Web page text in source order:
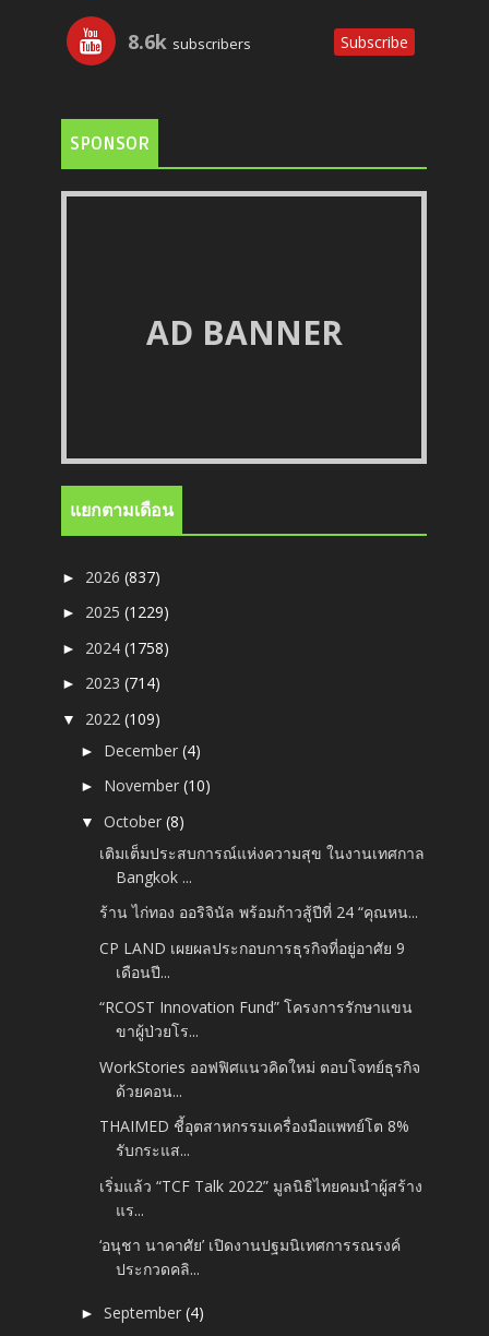
8.6k subscribers Subscribe
SPONSOR
AD BANNER
แยกตามเดือน
► 2026(837)
► 2025(1229)
► 2024(1758)
► 2023(714)
▼ 2022(109)
► December(4)
► November(10)
▼October(8)
เติมเต็มประสบการณ์แห่งความสุข ในงานเทศกาล
Bangkok ...
ร้าน ไก่ทอง ออริจินัล พร้อมก้าวสู้ปีที่ 24 “คุณหน...
CP LAND เผยผลประกอบการธุรกิจที่อยู่อาศัย 9
เดือนปี...
“RCOST Innovation Fund” โครงการรักษาแขน
ขาผู้ป่วยโร...
WorkStories ออฟฟิศแนวคิดใหม่ ตอบโจทย์ธุรกิจ
ด้วยคอน...
THAIMED ชี้อุตสาหกรรมเครื่องมือแพทย์โต 8%
รับกระแส...
เริ่มแล้ว “TCF Talk 2022” มูลนิธิไทยคมนำผู้สร้าง
แร...
‘อนุชา นาคาศัย’ เปิดงานปฐมนิเทศการรณรงค์
ประกวดคลิ...
►September(4)